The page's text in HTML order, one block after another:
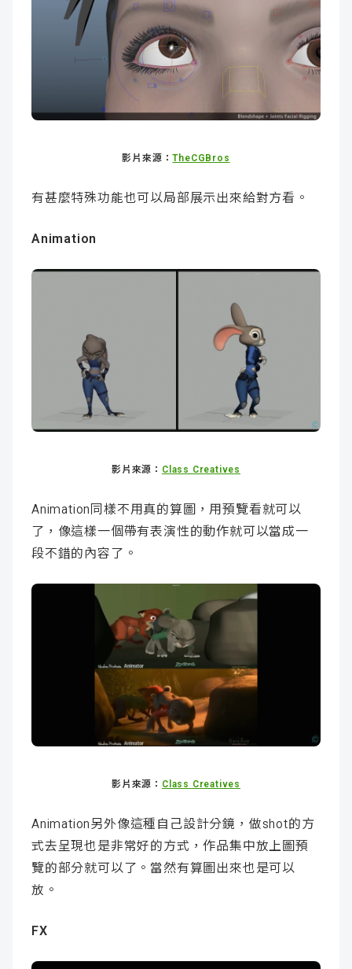
影片來源：TheCGBros
有甚麼特殊功能也可以局部展示出來給對方看。
Animation
影片來源： Class Creatives
Animation同樣不用真的算圖，用預覽看就可以
了，像這樣一個帶有表演性的動作就可以當成一
段不錯的內容了。
影片來源： Class Creatives
Animation另外像這種自己設計分鏡，做shot的方
式去呈現也是非常好的方式，作品集中放上圖預
覽的部分就可以了。當然有算圖出來也是可以
放。
FX